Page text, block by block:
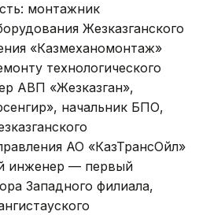
монтажник
Жезказганского
«Казмеханомонтаж»
технологического
АВП «Жезказган»,
начальник БПО,
АО «КазТрансОйл»
инженер — первый
Западного филиала,